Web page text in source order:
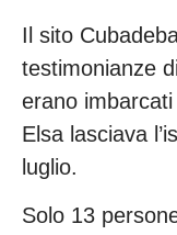
Il sito
testimonianze
erano
Elsa lasciava
luglio.
Solo 13